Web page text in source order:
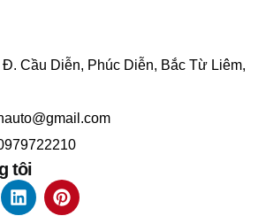
Đ. Cầu Diễn, Phúc Diễn, Bắc Từ Liêm,
tôi